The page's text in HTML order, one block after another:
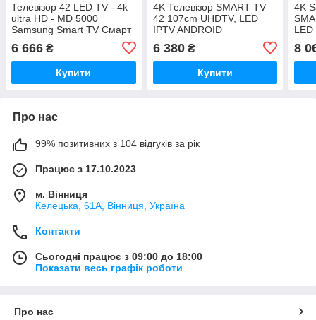
Телевізор 42 LED TV - 4k
ultra HD - MD 5000
Samsung Smart TV Смарт
6 666 ₴
Купити
4K Телевізор SMART TV
42 107cm UHDTV, LED
IPTV ANDROID
6 380₴
Купити
4K
LED
8
Про нас
99% позитивних з 104 відгуків за рік
Працює з 17.10.2023
м. Вінниця
Келецька, 61А, Вінниця, Україна
Контакти
Сьогодні працює з 09:00 до 18:00
Показати весь графік роботи
Про нас